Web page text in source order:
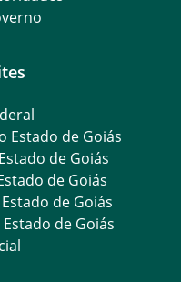
Estado de Goiás
de Goiás
de Goiás
de Goiás
de Goiás